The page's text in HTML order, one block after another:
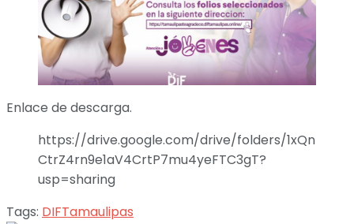
Enlace de descarga.
https://drive.google.com/drive/folders/1xQn
CtrZ4rn9e1aV4CrtP7mu4yeFTC3gT?
usp=sharing
Tags: DIFTamaulipas